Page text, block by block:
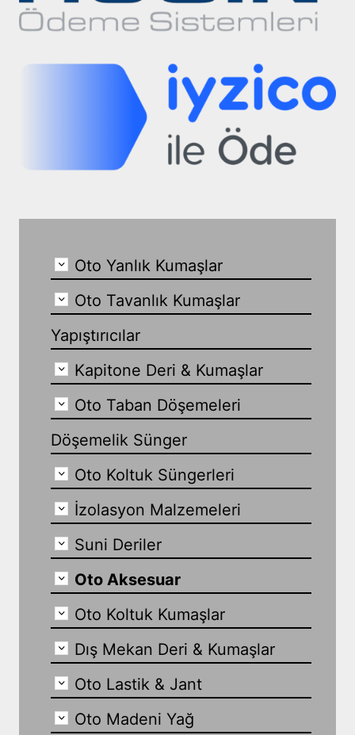
Oto Yanlık Kumaşlar
Oto Tavanlık Kumaşlar
Yapıştırıcılar
Kapitone Deri & Kumaşlar
Oto Taban Döşemeleri
Döşemelik Sünger
Oto Koltuk Süngerleri
İzolasyon Malzemeleri
Suni Deriler
Oto Aksesuar
Oto Koltuk Kumaşlar
Dış Mekan Deri & Kumaşlar
Oto Lastik & Jant
Oto Madeni Yağ